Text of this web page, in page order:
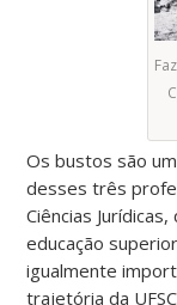
Os bustos são
desses três
Ciências
educação
igualmente
trajetória da